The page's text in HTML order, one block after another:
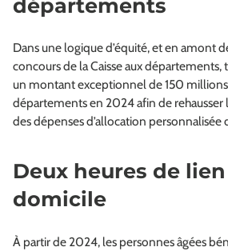
Dans une logique d’équité, et en amont
concours de la Caisse aux
un montant exceptionnel de 150 millions
départements en 2024 afin de rehausser
des dépenses d’allocation personnalisée
Deux heures de
domicile
À partir de 2024, les personnes âgées